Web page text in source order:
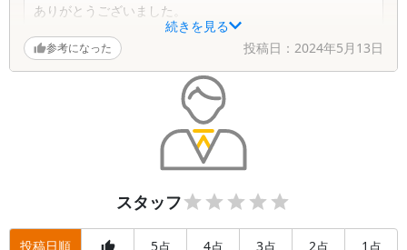
続きを見る
ありがとうございました。
参考になった 投稿日： 2024年5月13日
スタッフ
投稿日順 5点 4点 3点 2点 1 点